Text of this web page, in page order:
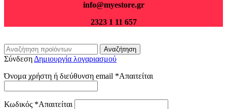
info@myestore.gr
2323 1 11 657
Αναζήτηση
Σύνδεση Δημιουργία λογαριασμού
Όνομα χρήστη ή διεύθυνση email *Απαιτείται
Κωδικός *Απαιτείται